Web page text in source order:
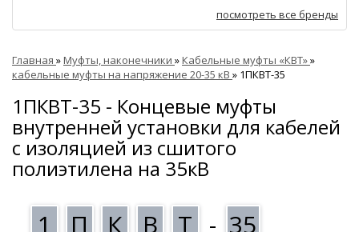
посмотреть все бренды
Главная »Муфты, наконечники »Кабельные муфты «КВТ»»
кабельные муфты на напряжение 20-35 кВ » 1ПКВТ-35
1ПКВТ-35 - Концевые муфты
внутренней установки для кабелей
с изоляцией из сшитого
полиэтилена на 35кВ
1 П К В Т - 35